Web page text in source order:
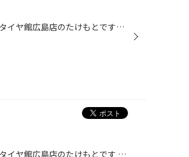
こんにちは♪ 広島県広島市安佐南区の八木にあります タイヤ館広島店のたけもとです！ しょっちゅう、タイヤ館八木店ですか？と聞かれますが なぜか？広島店です 明日は木曜日ですのでレディースDayとなっております 明日は、エンジンオイルやメンテナンス用品が お買い得に買えるチャンスです！ 昨...
こんにちは♪ 広島県広島市安佐南区の八木にあります タイヤ館広島店のたけもとです 皆様に、お知らせがございます ４月から毎週火曜日が定休日となります ご迷惑をお掛け致しますが 何卒、ご理解ご協力をよろしくお願い致します 水曜日から、元気に営業しております 明日、火曜日がお休みですので ...